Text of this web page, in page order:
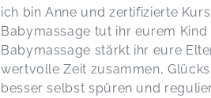
ich bin Anne und zertifizierte
Babymassage tut ihr eurem
Babymassage stärkt ihr eure
wertvolle Zeit zusammen,
besser selbst spüren und